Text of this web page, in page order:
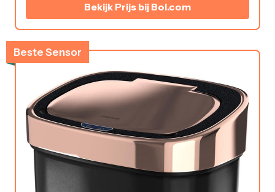
Bekijk Prijs bij Bol.com
Beste Sensor